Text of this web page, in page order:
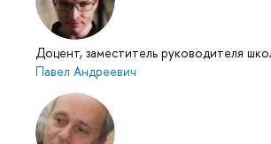
Доцент, заместитель руководителя
Павел Андреевич